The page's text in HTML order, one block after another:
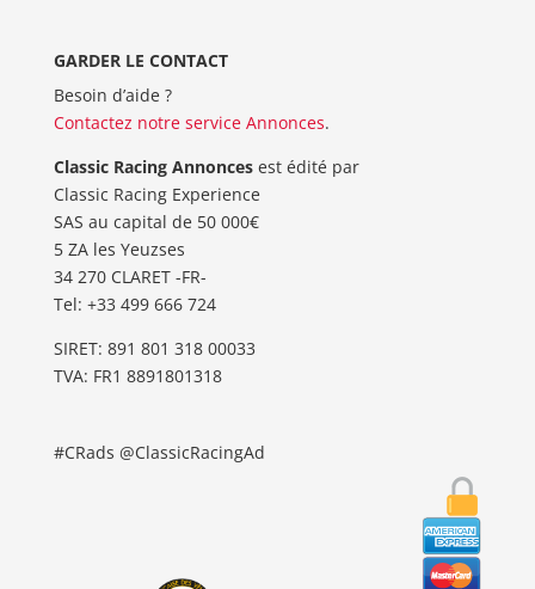
GARDER LE CONTACT
Besoin d’aide ?
Contactez notre service Annonces.
Classic Racing Annoncesest édité par
Classic Racing Experience
SAS au capital de 50 000€
5 ZA les Yeuzses
34 270 CLARET -FR-
Tel: ‭+33 499 666 724‬
SIRET: 891 801 318 00033
TVA: FR1 8891801318
#CRads @ClassicRacingAd